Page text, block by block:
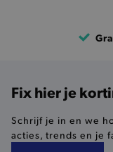
Fix hier je
Schrijf je in en we
acties, trends en je
buikjes
product-